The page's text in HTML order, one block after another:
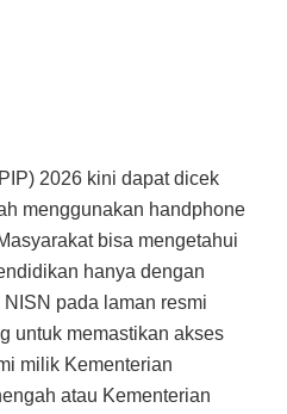
2026 kini dapat dicek
menggunakan handphone
bisa mengetahui
hanya dengan
pada laman resmi
untuk memastikan akses
milik Kementerian
atau Kementerian